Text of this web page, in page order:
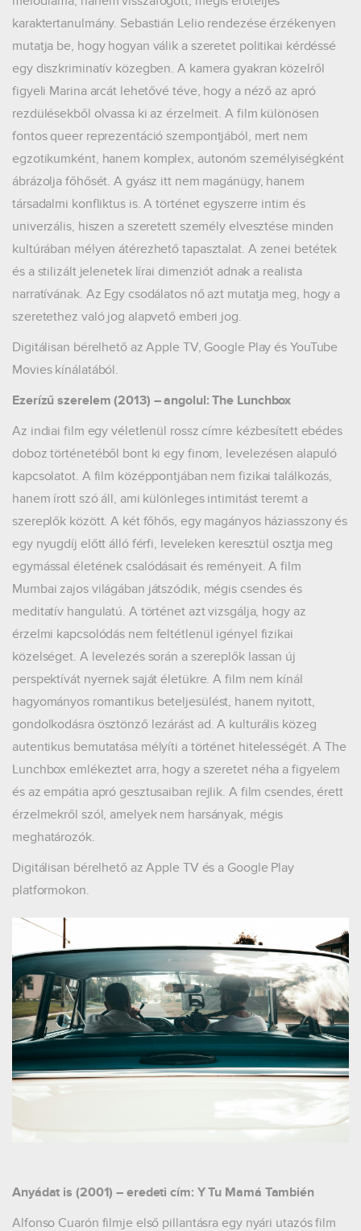
karaktertanulmány. Sebastián Lelio rendezése érzékenyen
mutatja be, hogy hogyan válik a szeretet politikai kérdéssé
egy diszkriminatív közegben. A kamera gyakran közelről
figyeli Marina arcát lehetővé téve, hogy a néző az apró
rezdülésekből olvassa ki az érzelmeit. A film különösen
fontos queer reprezentáció szempontjából, mert nem
egzotikumként, hanem komplex, autonóm személyiségként
ábrázolja főhősét. A gyász itt nem magánügy, hanem
társadalmi konfliktus is. A történet egyszerre intim és
univerzális, hiszen a szeretett személy elvesztése minden
kultúrában mélyen átérezhető tapasztalat. A zenei betétek
és a stilizált jelenetek lírai dimenziót adnak a realista
narratívának. Az Egy csodálatos nő azt mutatja meg, hogy a
szeretethez való jog alapvető emberi jog.
Digitálisan bérelhető az Apple TV, Google Play és YouTube
Movies kínálatából.
Ezerízű szerelem (2013) – angolul: The Lunchbox
Az indiai film egy véletlenül rossz címre kézbesített ebédes
doboz történetéből bont ki egy finom, levelezésen alapuló
kapcsolatot. A film középpontjában nem fizikai találkozás,
hanem írott szó áll, ami különleges intimitást teremt a
szereplők között. A két főhős, egy magányos háziasszony és
egy nyugdíj előtt álló férfi, leveleken keresztül osztja meg
egymással életének csalódásait és reményeit. A film
Mumbai zajos világában játszódik, mégis csendes és
meditatív hangulatú. A történet azt vizsgálja, hogy az
érzelmi kapcsolódás nem feltétlenül igényel fizikai
közelséget. A levelezés során a szereplők lassan új
perspektívát nyernek saját életükre. A film nem kínál
hagyományos romantikus beteljesülést, hanem nyitott,
gondolkodásra ösztönző lezárást ad. A kulturális közeg
autentikus bemutatása mélyíti a történet hitelességét. A The
Lunchbox emlékeztet arra, hogy a szeretet néha a figyelem
és az empátia apró gesztusaiban rejlik. A film csendes, érett
érzelmekről szól, amelyek nem harsányak, mégis
meghatározók.
Digitálisan bérelhető az Apple TV és a Google Play
platformokon.
Anyádat is (2001) – eredeti cím: Y Tu Mamá También
Alfonso Cuarón filmje első pillantásra egy nyári utazós film